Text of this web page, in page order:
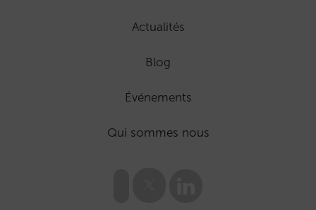
Actualités
Blog
Événements
Qui sommes nous